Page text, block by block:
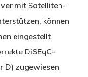
mit Satelliten-
können
eingestellt
DiSEqC-
D) zugewiesen